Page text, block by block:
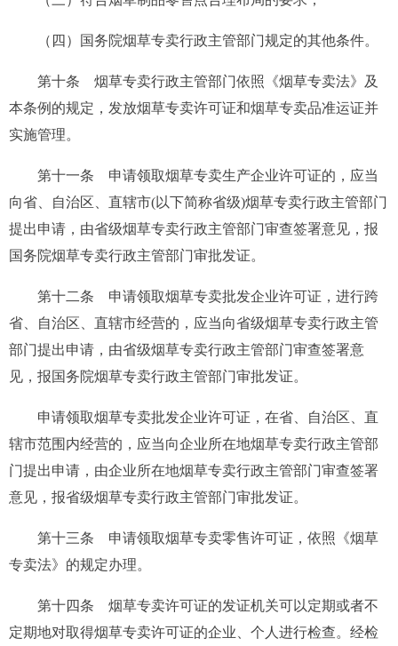
（四）国务院烟草专卖行政主管部门规定的其他条件。
第十条 烟草专卖行政主管部门依照《烟草专卖法》及
本条例的规定，发放烟草专卖许可证和烟草专卖品准运证并
实施管理。
第十一条 申请领取烟草专卖生产企业许可证的，应当
向省、自治区、直辖市(以下简称省级)烟草专卖行政主管部门
提出申请，由省级烟草专卖行政主管部门审查签署意见，报
国务院烟草专卖行政主管部门审批发证。
第十二条 申请领取烟草专卖批发企业许可证，进行跨
省、自治区、直辖市经营的，应当向省级烟草专卖行政主管
部门提出申请，由省级烟草专卖行政主管部门审查签署意
见，报国务院烟草专卖行政主管部门审批发证。
申请领取烟草专卖批发企业许可证，在省、自治区、直
辖市范围内经营的，应当向企业所在地烟草专卖行政主管部
门提出申请，由企业所在地烟草专卖行政主管部门审查签署
意见，报省级烟草专卖行政主管部门审批发证。
第十三条 申请领取烟草专卖零售许可证，依照《烟草
专卖法》的规定办理。
第十四条 烟草专卖许可证的发证机关可以定期或者不
定期地对取得烟草专卖许可证的企业、个人进行检查。经检